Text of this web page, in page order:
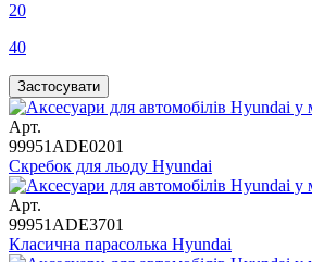
20
40
Арт.
99951ADE0201
Скребок для льоду Hyundai
Арт.
99951ADE3701
Класична парасолька Hyundai